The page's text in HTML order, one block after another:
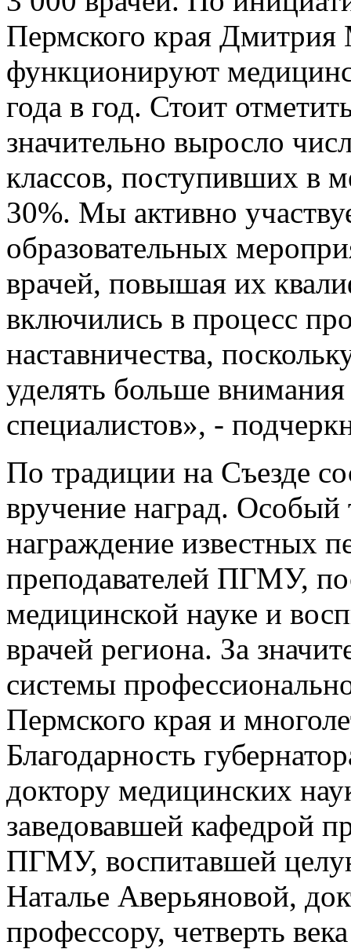
Пермского края
функционируют
года в год. Стоит
значительно выросло
классов, поступивших в
30%. Мы активно
образовательных
врачей, повышая их
включились в процесс
наставничества,
уделять больше
специалистов», -
По традиции на Съезде
вручение наград. Особый
награждение известных
преподавателей ПГМУ,
медицинской науке и
врачей региона. За
системы
Пермского края и
Благодарность
доктору медицинских
заведовавшей кафедрой
ПГМУ, воспитавшей
Наталье Аверьяновой,
профессору, четверть